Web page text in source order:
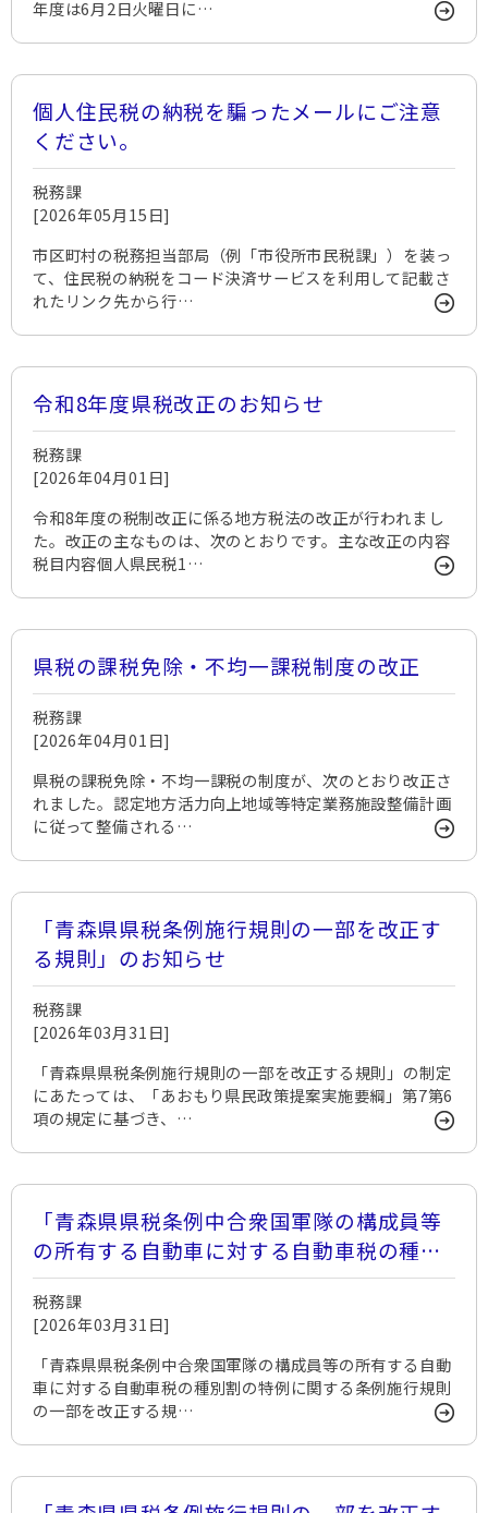
年度は6月2日火曜日に…
個人住民税の納税を騙ったメールにご注意
ください。
税務課
[2026年05月15日]
市区町村の税務担当部局（例「市役所市民税課」）を装っ
て、住民税の納税をコード決済サービスを利用して記載さ
れたリンク先から行…
令和8年度県税改正のお知らせ
税務課
[2026年04月01日]
令和8年度の税制改正に係る地方税法の改正が行われまし
た。改正の主なものは、次のとおりです。主な改正の内容
税目内容個人県民税1…
県税の課税免除・不均一課税制度の改正
税務課
[2026年04月01日]
県税の課税免除・不均一課税の制度が、次のとおり改正さ
れました。認定地方活力向上地域等特定業務施設整備計画
に従って整備される…
「青森県県税条例施行規則の一部を改正す
る規則」のお知らせ
税務課
[2026年03月31日]
「青森県県税条例施行規則の一部を改正する規則」の制定
にあたっては、「あおもり県民政策提案実施要綱」第7第6
項の規定に基づき、…
「青森県県税条例中合衆国軍隊の構成員等
の所有する自動車に対する自動車税の種別
割の特例に関する条例施行規則の一部を改
正する規則」のお知らせ
税務課
[2026年03月31日]
「青森県県税条例中合衆国軍隊の構成員等の所有する自動
車に対する自動車税の種別割の特例に関する条例施行規則
の一部を改正する規…